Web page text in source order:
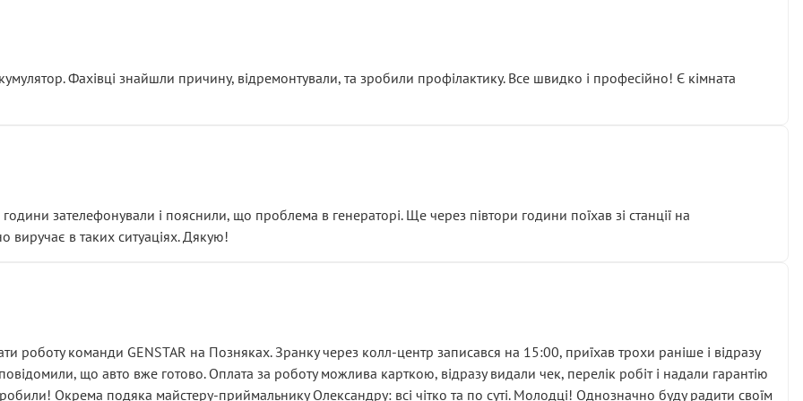
із головним гальмівним циліндром у зборі.
і тоді сервіс наче справив хороше враження. Але згодом знайшов декілька гайок під лобовим склом. Мені
хвилюватися. ( надіюсь новий власник, не застяг в полі))
підірвав.
а “аби швидше і дорожче”. Саме це і псує загальне враження та бажання повертатися.
Фахівці знайшли причину, відремонтували, та зробили профілактику. Все швидко і професійно! Є кімната
зателефонували і пояснили, що проблема в генераторі. Ще через півтори години поїхав зі станції на
виручає в таких ситуаціях. Дякую!
роботу команди GENSTAR на Позняках. Зранку через колл-центр записався на 15:00, приїхав трохи раніше і відразу
що авто вже готово. Оплата за роботу можлива карткою, відразу видали чек, перелік робіт і надали гарантію
Окрема подяка майстеру-приймальнику Олександру: всі чітко та по суті. Молодці! Однозначно буду радити своїм